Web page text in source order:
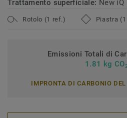
Trattamento superficiale: New iQ
Rotolo (1 ref.) Piastra
Emissioni Totali di
1.81 kg CO
IMPRONTA DI CARBONIO